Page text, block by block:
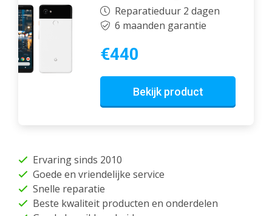
Reparatieduur 2 dagen
6 maanden garantie
€440
Bekijk product
Ervaring sinds 2010
Goede en vriendelijke service
Snelle reparatie
Beste kwaliteit producten en onderdelen